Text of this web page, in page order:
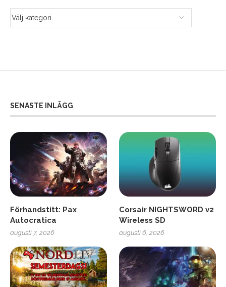
SENASTE INLÄGG
Förhandstitt: Pax
Autocratica
augusti 7, 2026
Corsair NIGHTSWORD v2
Wireless SD
augusti 6, 2026